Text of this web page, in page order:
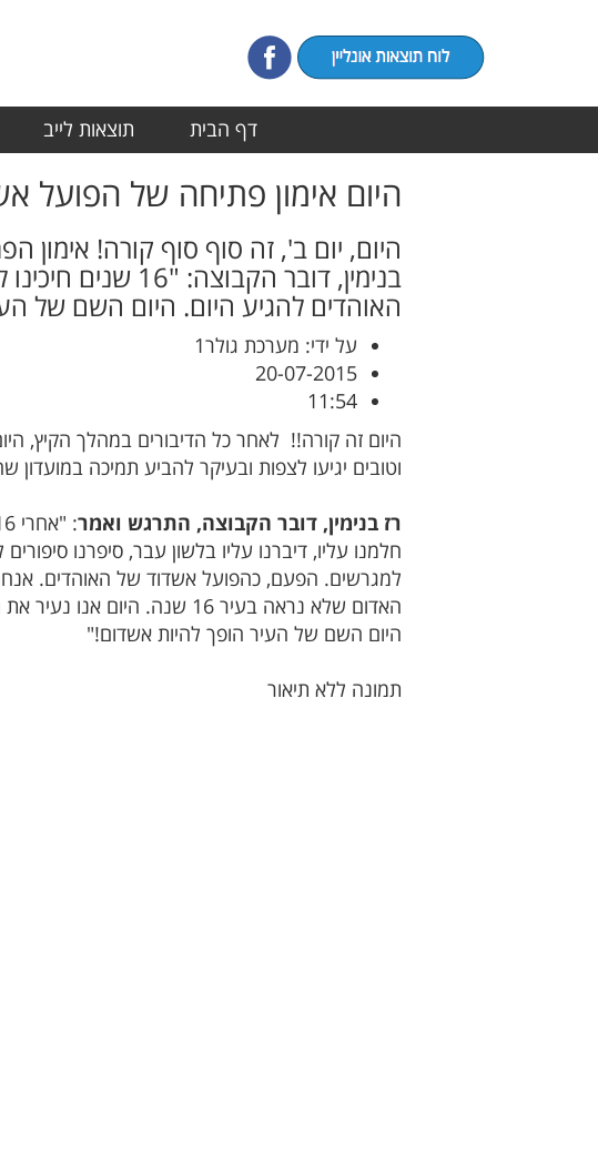
דף הבית תוצאות לייב
היום אימון פתיחה של הפועל
היום, יום ב', זה סוף סוף קורה! אימון
בנימין, דובר
האוהדים להגיע היום. היום השם של
על ידי: מערכת גולר1
20-07-2015
11:54
וטובים יגיעו לצפות ובעיקר להביע תמיכה במועדון
רז בנימין, דובר הקבוצה, התרגש ואמר
חלמנו עליו, דיברנו עליו בלשון עבר, סיפרנו
למגרשים. הפעם, כהפועל אשדוד של האוהדים.
היום השם של העיר הופך להיות אשדום!"